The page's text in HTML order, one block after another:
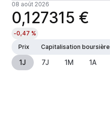
08 août 2026
0,127315 €
-0,47 %
Prix
Capitalisation boursière
1J 7J 1M 1A